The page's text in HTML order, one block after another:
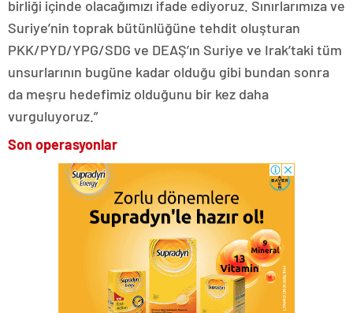
birliği içinde olacağımızı ifade ediyoruz. Sınırlarımıza ve
Suriye’nin toprak bütünlüğüne tehdit oluşturan
PKK/PYD/YPG/SDG ve DEAŞ’ın Suriye ve Irak’taki tüm
unsurlarının bugüne kadar olduğu gibi bundan sonra
da meşru hedefimiz olduğunu bir kez daha
vurguluyoruz.”
Son operasyonlar